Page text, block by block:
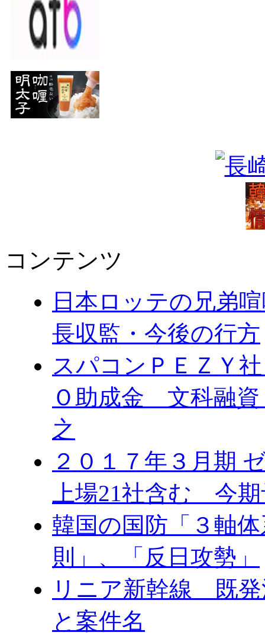
コンテンツ
日本ロッテの兄弟
長収監・今後の行方
スパコンＰＥＺＹ
Ｏ助成金 文科融
之
２０１７年３月期
上場21社含む 今
韓国の国防「３軸
則」、「反日攻勢」
リニア新幹線 既発
と案件名